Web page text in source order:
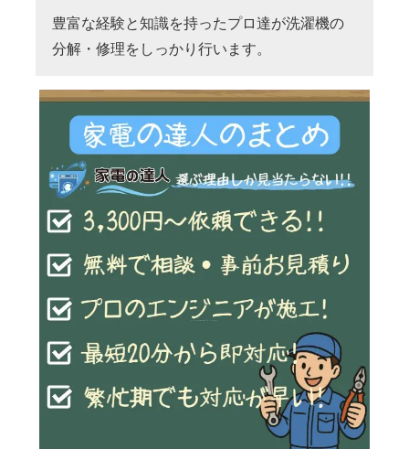
豊富な経験と知識を持ったプロ達が洗濯機の
分解・修理をしっかり行います。